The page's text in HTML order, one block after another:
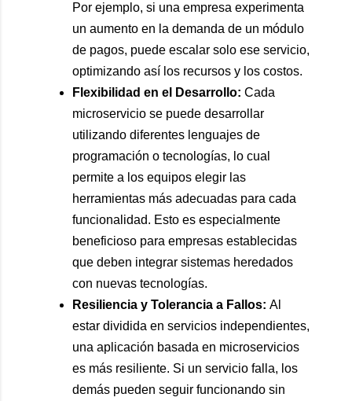
Por ejemplo, si una empresa experimenta
un aumento en la demanda de un módulo
de pagos, puede escalar solo ese servicio,
optimizando así los recursos y los costos.
Flexibilidad en el Desarrollo: Cada
microservicio se puede desarrollar
utilizando diferentes lenguajes de
programación o tecnologías, lo cual
permite a los equipos elegir las
herramientas más adecuadas para cada
funcionalidad. Esto es especialmente
beneficioso para empresas establecidas
que deben integrar sistemas heredados
con nuevas tecnologías.
Resiliencia y Tolerancia a Fallos: Al
estar dividida en servicios independientes,
una aplicación basada en microservicios
es más resiliente. Si un servicio falla, los
demás pueden seguir funcionando sin